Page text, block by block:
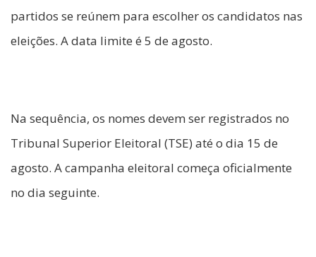
partidos se reúnem para escolher os candidatos nas
eleições. A data limite é 5 de agosto.
Na sequência, os nomes devem ser registrados no
Tribunal Superior Eleitoral (TSE) até o dia 15 de
agosto. A campanha eleitoral começa oficialmente
no dia seguinte.